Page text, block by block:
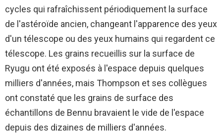
cycles qui rafraîchissent périodiquement la surface
de l'astéroïde ancien, changeant l'apparence des yeux
d'un télescope ou des yeux humains qui regardent ce
télescope. Les grains recueillis sur la surface de
Ryugu ont été exposés à l'espace depuis quelques
milliers d'années, mais Thompson et ses collègues
ont constaté que les grains de surface des
échantillons de Bennu bravaient le vide de l'espace
depuis des dizaines de milliers d'années.